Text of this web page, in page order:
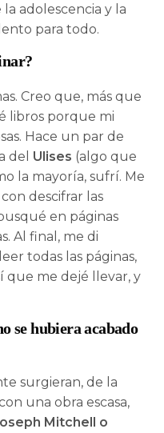
adolescencia y la
para todo.
Creo que, más que
libros porque mi
Hace un par de
del Ulises (algo que
la mayoría, sufrí. Me
descifrar las
en páginas
Al final, me di
todas las páginas,
que me dejé llevar, y
se hubiera acabado
surgieran, de la
una obra escasa,
Mitchell o